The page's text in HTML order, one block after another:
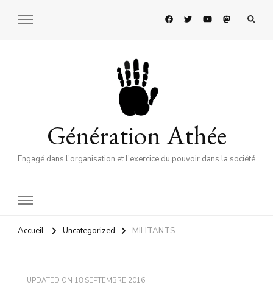
Génération Athée
Engagé dans l'organisation et l'exercice du pouvoir dans la société
Accueil Uncategorized MILITANTS
UPDATED ON 18 SEPTEMBRE 2016